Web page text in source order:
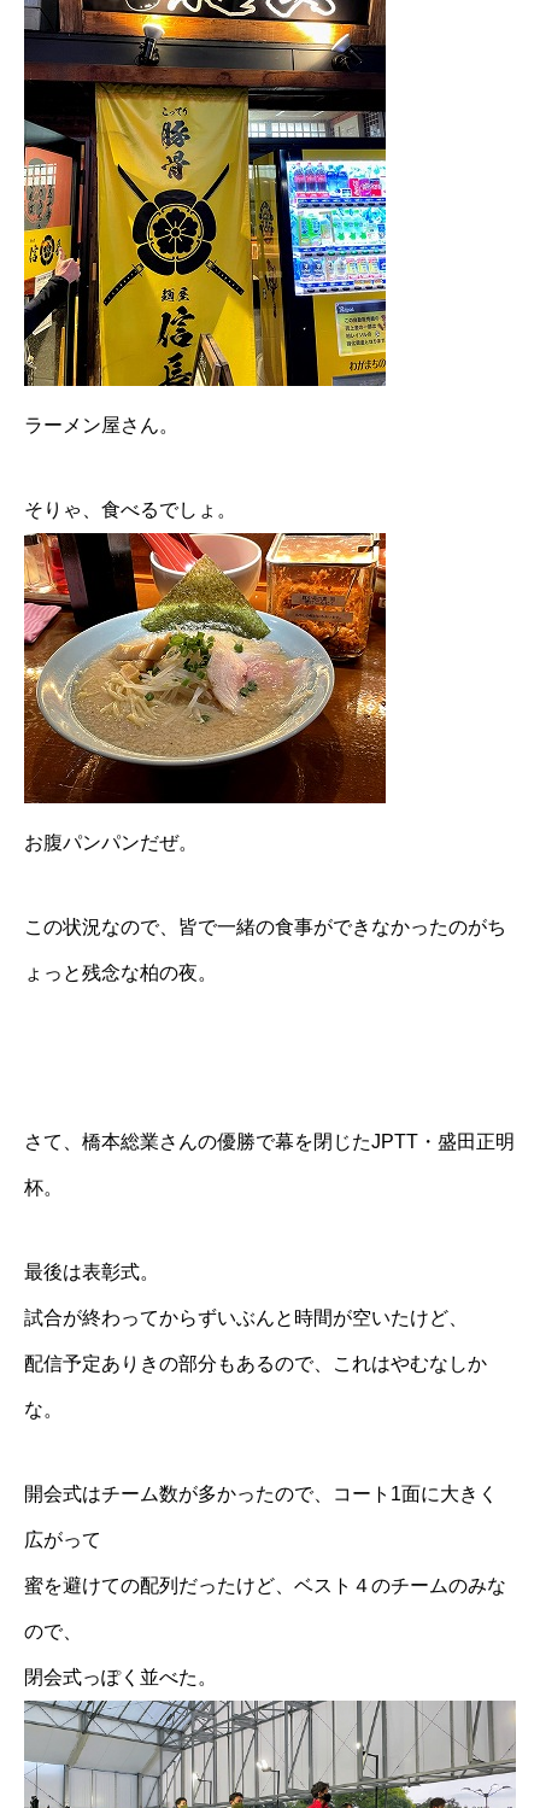
ラーメン屋さん。
そりゃ、食べるでしょ。
お腹パンパンだぜ。
この状況なので、皆で一緒の食事ができなかったのがち
ょっと残念な柏の夜。
さて、橋本総業さんの優勝で幕を閉じたJPTT・盛田正明
杯。
最後は表彰式。
試合が終わってからずいぶんと時間が空いたけど、
配信予定ありきの部分もあるので、これはやむなしか
な。
開会式はチーム数が多かったので、コート1面に大きく
広がって
蜜を避けての配列だったけど、ベスト４のチームのみな
ので、
閉会式っぽく並べた。